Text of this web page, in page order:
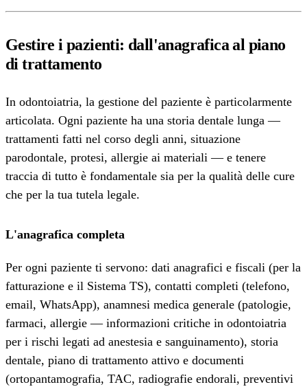
Gestire i pazienti: dall'anagrafica al piano
di trattamento
In odontoiatria, la gestione del paziente è particolarmente
articolata. Ogni paziente ha una storia dentale lunga —
trattamenti fatti nel corso degli anni, situazione
parodontale, protesi, allergie ai materiali — e tenere
traccia di tutto è fondamentale sia per la qualità delle cure
che per la tua tutela legale.
L'anagrafica completa
Per ogni paziente ti servono: dati anagrafici e fiscali (per la
fatturazione e il Sistema TS), contatti completi (telefono,
email, WhatsApp), anamnesi medica generale (patologie,
farmaci, allergie — informazioni critiche in odontoiatria
per i rischi legati ad anestesia e sanguinamento), storia
dentale, piano di trattamento attivo e documenti
(ortopantamografia, TAC, radiografie endorali, preventivi